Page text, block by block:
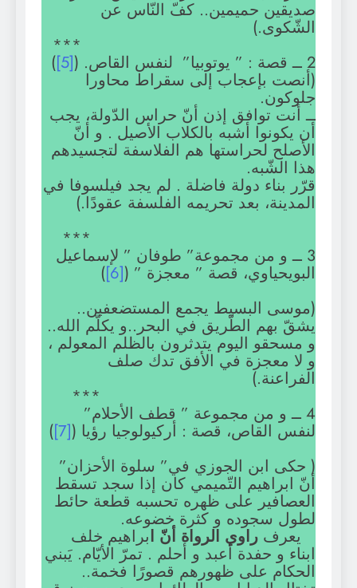
صديقين حميمين.. كفّ النّاس عن
الشّكوى.)
***
2 ــ قصة : ” يوتوبيا” لنفس القاص. ( [5]
)
(أنصت بإعجاب إلى سقراط محاورا
جلوكون.
ــ أنت توافق إذن أنّ حراس الدّولة، يجب
أن يكونوا أشبه بالكلاب الأصيل . و أنّ
الأصلح لحراستها هم الفلاسفة لتجسيدهم
هذا الشّبه.
قرّر بناء دولة فاضلة . لم يجد فيلسوفا في
المدينة، بعد تحريمه الفلسفة عقودًا.)
***
3 ــ و من مجموعة” طوفان ” لإسماعيل
البويحياوي، قصة ” معجزة ” ([6]
)
(موسى البسيط يجمع المستضعفين..
يشقّ بهم الطّريق في البحر..و يكلّم الله..
و مسحقو اليوم يتدثرون بالظلم المعولم ،
و لا معجزة في الأفق تدك صلف
الفراعنة.)
***
4 ــ و من مجموعة ” قطف الأحلام”
لنفس القاص، قصة : أركيولوجيا رؤيا ([7]
)
( حكى ابن الجوزي في” سلوة الأحزان”
أنّ ابراهيم التّميمي كان إذا سجد تسقط
العصافير على ظهره تحسبه قطعة حائط
لطول سجوده و كثرة خضوعه.
يعرف راوي الرواة أنّ ابراهيم خلف
ابناء و حفدة أعبد و أحلم . تمرّ الأيّام. يَبني
الحكام على ظهورهم قصورًا فخمة..